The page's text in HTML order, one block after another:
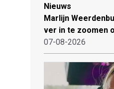
Nieuws
Marlijn
ver in te zoomen
07-08-2026